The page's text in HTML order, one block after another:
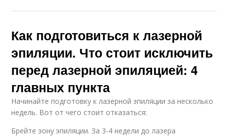
Как подготовиться к лазерной
эпиляции. Что стоит исключить
перед лазерной эпиляцией: 4
главных пункта
Начинайте подготовку к лазерной эпиляции за несколько
недель. Вот от чего стоит отказаться:
Брейте зону эпиляции. За 3-4 недели до лазера